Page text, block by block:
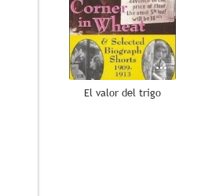
El valor del trigo